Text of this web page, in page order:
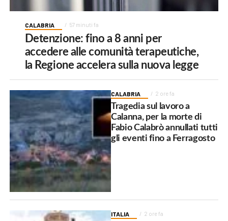
CALABRIA 57 minuti fa
Detenzione: fino a 8 anni per
accedere alle comunità terapeutiche,
la Regione accelera sulla nuova legge
CALABRIA 2 ore fa
Tragedia sul lavoro a
Calanna, per la morte di
Fabio Calabrò annullati tutti
gli eventi fino a Ferragosto
ITALIA 2 ore fa